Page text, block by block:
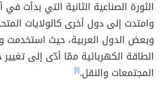
وامتدت إلى دول أخرى كالولايات
وبعض الدول العربية، حيث استخدمت
الطاقة الكهربائية ممّا أدّى إلى
المجتمعات والنقل.[١]